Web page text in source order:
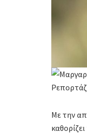
Ρεπορτάζ
Με την